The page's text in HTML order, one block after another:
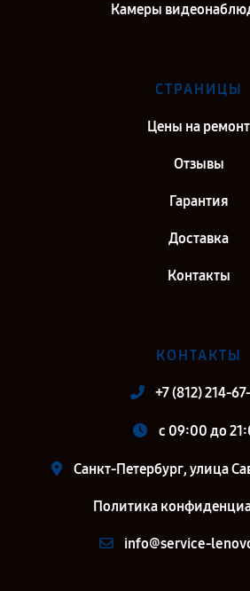
Камеры
СТРАНИЦЫ
Цены на ремонт
Отзывы
Гарантия
Доставка
Контакты
КОНТАКТЫ
+7 (812) 214-
c 09:00 до
Санкт-Петербург, улица
Политика
info@service-